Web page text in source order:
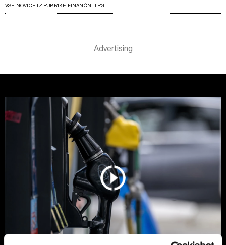
VSE NOVICE IZ RUBRIKE FINANČNI TRGI